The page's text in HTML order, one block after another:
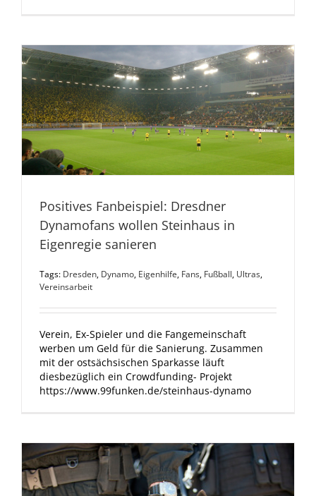
Positives Fanbeispiel: Dresdner
Dynamofans wollen Steinhaus in
Eigenregie sanieren
Tags: Dresden, Dynamo, Eigenhilfe, Fans, Fußball, Ultras,
Vereinsarbeit
Verein, Ex-Spieler und die Fangemeinschaft
werben um Geld für die Sanierung. Zusammen
mit der ostsächsischen Sparkasse läuft
diesbezüglich ein Crowdfunding- Projekt
https://www.99funken.de/steinhaus-dynamo